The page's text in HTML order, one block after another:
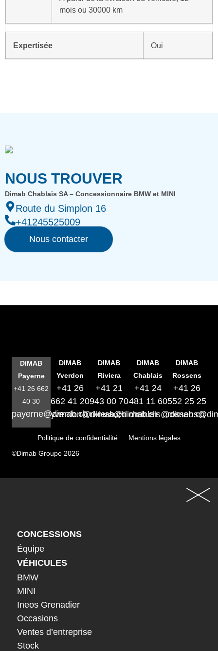
mois ou 30000 km
Expertisée Oui
NOUS TROUVER
Dimab Chablais SA – Concessionnaire BMW et MINI
Route du Simplon 16
+41245525009
Nous contacter
DIMAB
Payerne
+41 26 662
40 30
payerne@dimab.ch
DIMAB
Yverdon
+41 26
662 41 20
yverdon@dimab.ch
DIMAB
Riviera
+41 21
943 00 70
riviera@dimab.ch
DIMAB
Chablais
+41 24
481 11 60
chablais@dimab.ch
DIMAB
Rossens
+41 26
552 25 25
Politique de confidentialité
Mentions légales
©Dimab Groupe 2026
CONCESSIONS
Équipe
VÉHICULES
BMW
MINI
Ineos Grenadier
Occasions
Ventes d’entreprise
Stock